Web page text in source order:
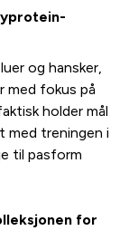
og hansker,
med fokus på
holder mål
med treningen i
til pasform
for